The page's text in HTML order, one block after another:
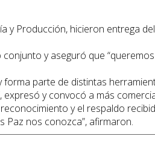
y Producción, hicieron entrega
y aseguró que
parte de distintas
y convocó a más
y el respaldo
nos conozca”, afirmaron.